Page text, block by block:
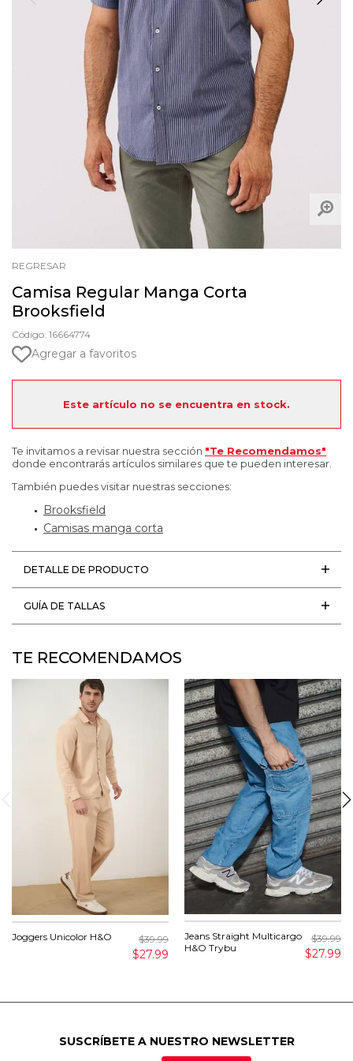
REGRESAR
Camisa Regular Manga Corta
Brooksfield
Código: 16664774
Agregar a favoritos
Este artículo no se encuentra en stock.
Te invitamos a revisar nuestra sección "Te Recomendamos"
donde encontrarás artículos similares que te pueden interesar.
También puedes visitar nuestras secciones:
Brooksfield
Camisas manga corta
DETALLE DE PRODUCTO
GUÍA DE TALLAS
TE RECOMENDAMOS
Joggers Unicolor H&O $39.99
$27.99
Jeans Straight Multicargo
H&O Trybu
$39.99
$27.99
SUSCRÍBETE A NUESTRO NEWSLETTER